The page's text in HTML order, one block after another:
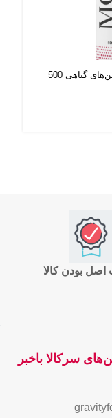
ماسک موی با آبکشی حاوی روغن‌های گیاهی 500
بودن کالا
سرکالا باخبر